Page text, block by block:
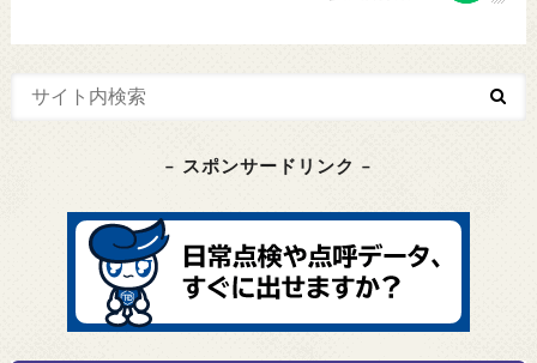
– スポンサードリンク –